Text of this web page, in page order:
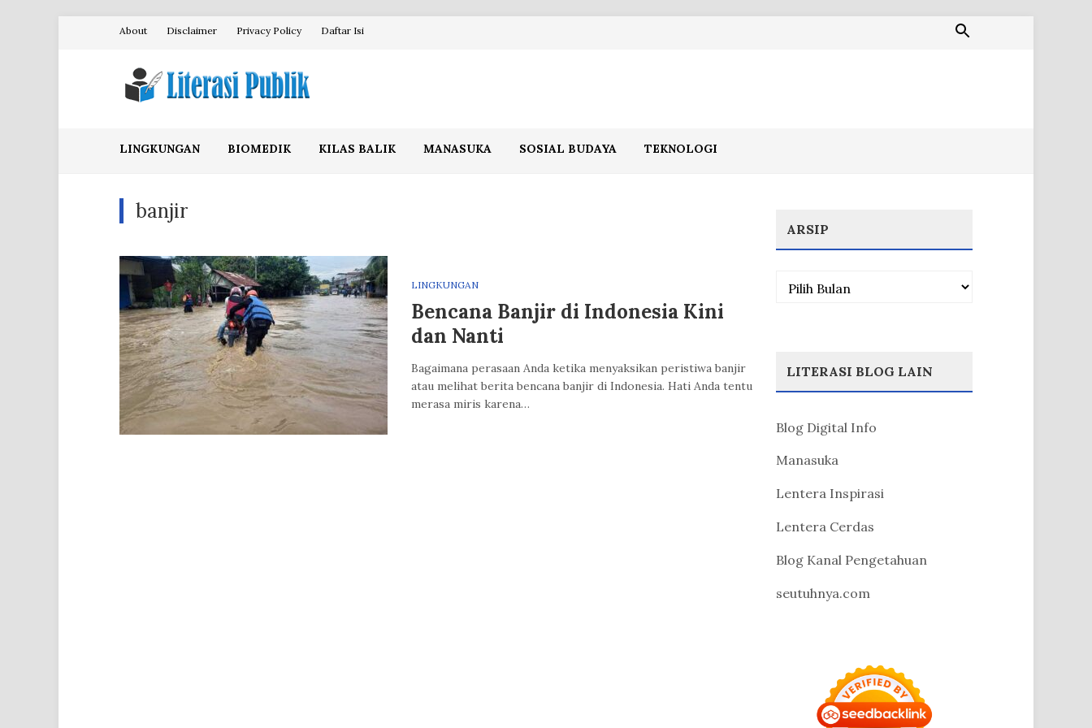
About Disclaimer Privacy Policy Daftar Isi
LINGKUNGAN BIOMEDIK KILAS BALIK MANASUKA SOSIAL BUDAYA TEKNOLOGI
banjir
LINGKUNGAN
Bencana Banjir di Indonesia Kini
dan Nanti
Bagaimana perasaan Anda ketika menyaksikan peristiwa banjir
atau melihat berita bencana banjir di Indonesia. Hati Anda tentu
merasa miris karena…
ARSIP
Arsip
LITERASI BLOG LAIN
Blog Digital Info
Manasuka
Lentera Inspirasi
Lentera Cerdas
Blog Kanal Pengetahuan
seutuhnya.com